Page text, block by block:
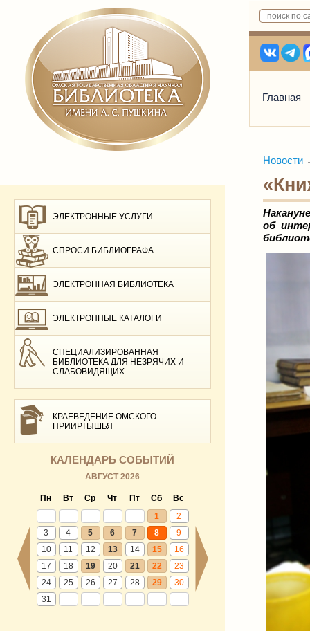
Главная
ЭЛЕКТРОННЫЕ УСЛУГИ
СПРОСИ БИБЛИОГРАФА
ЭЛЕКТРОННАЯ БИБЛИОТЕКА
ЭЛЕКТРОННЫЕ КАТАЛОГИ
СПЕЦИАЛИЗИРОВАННАЯ
БИБЛИОТЕКА ДЛЯ НЕЗРЯЧИХ И
СЛАБОВИДЯЩИХ
КРАЕВЕДЕНИЕ ОМСКОГО
ПРИИРТЫШЬЯ
КАЛЕНДАРЬ СОБЫТИЙ
АВГУСТ 2026
Пн Вт Ср Чт Пт Сб
Вс
1
2
3
4 5 6 7 8
9
10
11 12 13 14 15
16
17
18 19 20 21 22
23
24
25 26 27 28 29
30
31
Новости
об